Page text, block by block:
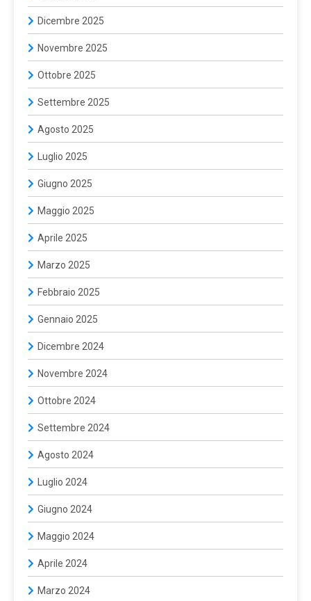
Dicembre 2025
Novembre 2025
Ottobre 2025
Settembre 2025
Agosto 2025
Luglio 2025
Giugno 2025
Maggio 2025
Aprile 2025
Marzo 2025
Febbraio 2025
Gennaio 2025
Dicembre 2024
Novembre 2024
Ottobre 2024
Settembre 2024
Agosto 2024
Luglio 2024
Giugno 2024
Maggio 2024
Aprile 2024
Marzo 2024